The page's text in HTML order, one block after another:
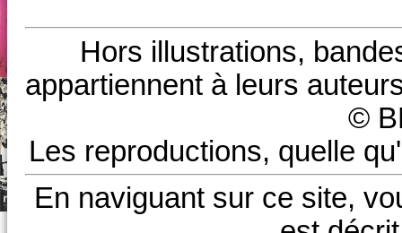
Hors illustrations,
appartiennent à leurs
©
Les reproductions, quelle
En naviguant sur ce site,